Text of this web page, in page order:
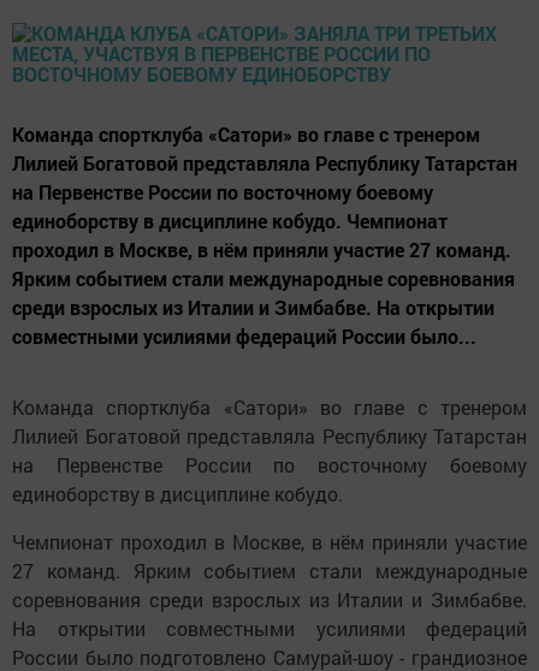
Команда спортклуба «Сатори» во главе с тренером
Лилией Богатовой представляла Республику Татарстан
на Первенстве России по восточному боевому
единоборству в дисциплине кобудо. Чемпионат
проходил в Москве, в нём приняли участие 27 команд.
Ярким событием стали международные соревнования
среди взрослых из Италии и Зимбабве. На открытии
совместными усилиями федераций России было...
Команда спортклуба «Сатори» во главе с тренером
Лилией Богатовой представляла Республику Татарстан
на Первенстве России по восточному боевому
единоборству в дисциплине кобудо.
Чемпионат проходил в Москве, в нём приняли участие
27 команд. Ярким событием стали международные
соревнования среди взрослых из Италии и Зимбабве.
На открытии совместными усилиями федераций
России было подготовлено Самурай-шоу - грандиозное